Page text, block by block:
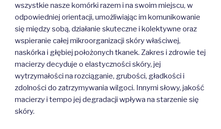
wszystkie nasze komórki razem i na swoim miejscu, w
odpowiedniej orientacji, umożliwiając im komunikowanie
się między sobą, działanie skuteczne i kolektywne oraz
wspieranie całej mikroorganizacji skóry właściwej,
naskórka i głębiej położonych tkanek. Zakres i zdrowie tej
macierzy decyduje o elastyczności skóry, jej
wytrzymałości na rozciąganie, grubości, gładkości i
zdolności do zatrzymywania wilgoci. Innymi słowy, jakość
macierzy i tempo jej degradacji wpływa na starzenie się
skóry.